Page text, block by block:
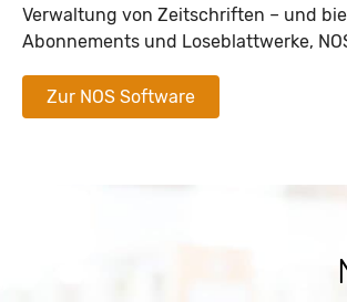
Verwaltung von Zeitschriften – und
Abonnements und Loseblattwerke,
Zur NOS Software